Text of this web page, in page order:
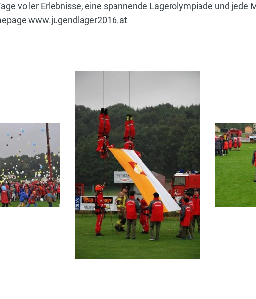
voller Erlebnisse, eine spannende Lagerolympiade und jede
www.jugendlager2016.at